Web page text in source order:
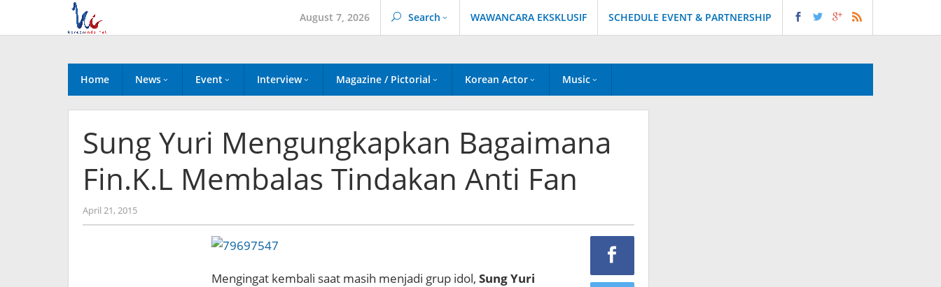
content
August 7, 2026 Search WAWANCARA EKSKLUSIF SCHEDULE EVENT & PARTNERSHIP
Home News Event Interview Magazine / Pictorial Korean Actor Music
Sung Yuri Mengungkapkan Bagaimana
Fin.K.L Membalas Tindakan Anti Fan
April 21, 2015by
Koreanindo
Mengingat kembali saat masih menjadi grup idol, Sung Yuri